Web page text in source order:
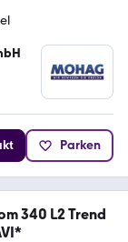
Parken
340 L2 Trend